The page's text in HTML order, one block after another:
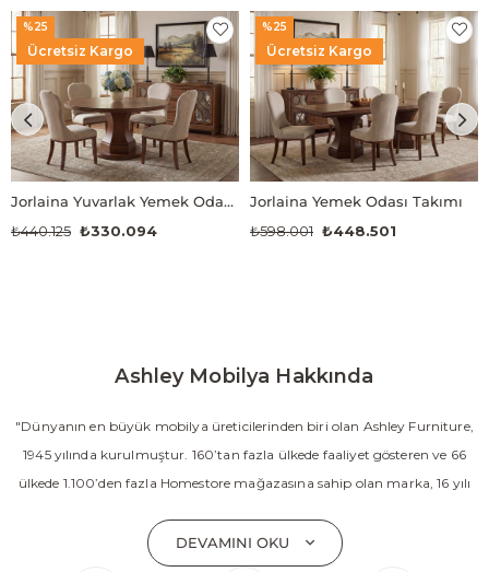
Jorlaina Yuvarlak Yemek Odası Takımı
₺330.094
₺440.125
Ücretsiz Kargo
%25
Jorlaina Yemek Odası Takımı
₺448.501
₺598.001
Ücretsiz Kargo
%25
Ashley Mobilya Hakkında
"Dünyanın en büyük mobilya üreticilerinden biri olan Ashley Furniture,
1945 yılında kurulmuştur. 160’tan fazla ülkede faaliyet gösteren ve 66
ülkede 1.100’den fazla Homestore mağazasına sahip olan marka, 16 yılı
yatak odası, oturma odası, yemek odası, home ofis ve ev dekorasyon
aksesuarları dahil olmak üzere 20’den fazla ürün kategorisinde geniş bir
DEVAMINI OKU